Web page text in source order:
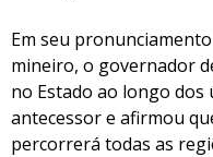
Em seu
mineiro, o governador
no Estado ao longo
antecessor e afirmou
percorrerá todas as